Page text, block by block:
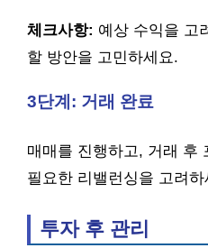
체크사항: 예상 수익을 고
할 방안을 고민하세요.
3단계: 거래 완료
매매를 진행하고, 거래 후
필요한 리밸런싱을 고려하
투자 후 관리